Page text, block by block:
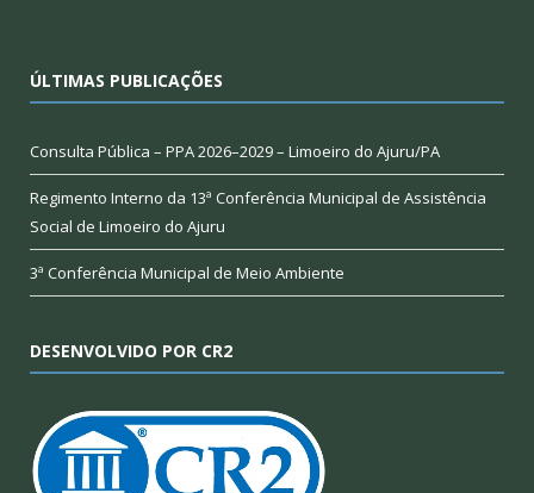
ÚLTIMAS PUBLICAÇÕES
Consulta Pública – PPA 2026–2029 – Limoeiro do Ajuru/PA
Regimento Interno da 13ª Conferência Municipal de Assistência
Social de Limoeiro do Ajuru
3ª Conferência Municipal de Meio Ambiente
DESENVOLVIDO POR CR2